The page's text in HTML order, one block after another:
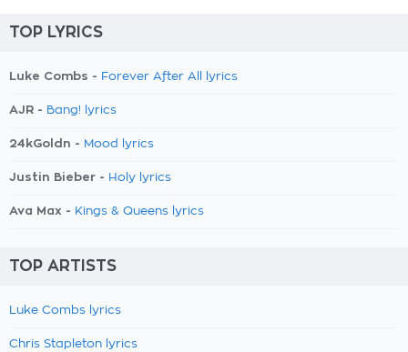
TOP LYRICS
Luke Combs - Forever After All lyrics
AJR - Bang! lyrics
24kGoldn - Mood lyrics
Justin Bieber - Holy lyrics
Ava Max - Kings & Queens lyrics
TOP ARTISTS
Luke Combs lyrics
Chris Stapleton lyrics